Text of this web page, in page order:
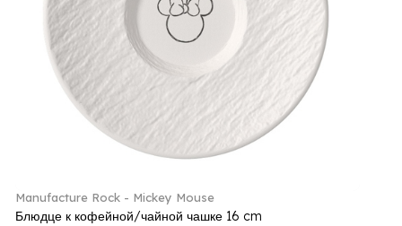
Manufacture Rock - Mickey Mouse
Блюдце к кофейной/чайной чашке 16 cm